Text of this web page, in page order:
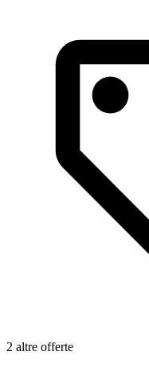
2 altre offerte